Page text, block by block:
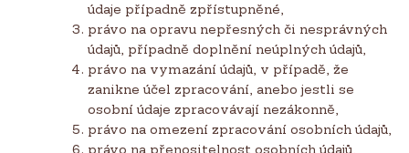
údaje případně zpřístupněné,
právo na opravu nepřesných či nesprávných
údajů, případně doplnění neúplných údajů,
právo na vymazání údajů, v případě, že
zanikne účel zpracování, anebo jestli se
osobní údaje zpracovávají nezákonně,
právo na omezení zpracování osobních údajů,
právo na přenositelnost osobních údajů,